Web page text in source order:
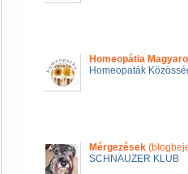
Homeopátia
Homeopaták
Mérgezések
SCHNAUZER KLUB